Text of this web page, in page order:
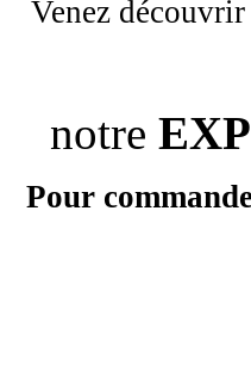
Venez
notre
Pour